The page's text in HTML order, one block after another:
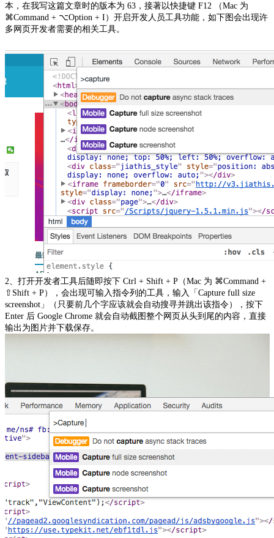
本，在我写这篇文章时的版本为 63，接著以快捷键 F12 （Mac 为
⌘Command + ⌥Option + I）开启开发人员工具功能，如下图会出现许
多网页开发者需要的相关工具。
2、打开开发者工具后随即按下 Ctrl + Shift + P（Mac 为 ⌘Command +
⇧Shift + P），会出现可输入指令列的工具，输入「Capture full size
screenshot」（只要前几个字应该就会自动搜寻并跳出该指令），按下
Enter 后 Google Chrome 就会自动截图整个网页从头到尾的内容，直接
输出为图片并下载保存。